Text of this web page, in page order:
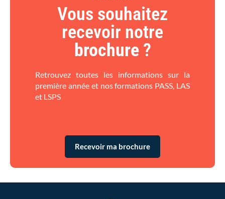
Vous souhaitez
recevoir notre
brochure?​
Retrouvez toutes les informations sur la
première année et nos formations PASS, LAS
et LSPS
Recevoir ma brochure